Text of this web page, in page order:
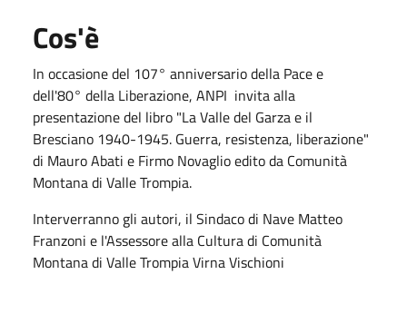
Cos'è
In occasione del 107° anniversario della Pace e
dell'80° della Liberazione, ANPI invita alla
presentazione del libro "La Valle del Garza e il
Bresciano 1940-1945. Guerra, resistenza, liberazione"
di Mauro Abati e Firmo Novaglio edito da Comunità
Montana di Valle Trompia.
Interverranno gli autori, il Sindaco di Nave Matteo
Franzoni e l'Assessore alla Cultura di Comunità
Montana di Valle Trompia Virna Vischioni